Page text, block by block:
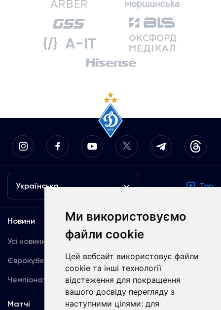
Ми використовуємо
файли cookie
Цей вебсайт використовує файли
cookie та інші технології
відстеження для покращення
вашого досвіду перегляду з
наступними цілями: для
Українська Top
Новини
Усі новини
Єврокубки
Чемпіонат України
Медіа
Динамо TV
Фотогалерея
Акредитація
Матчі Команда